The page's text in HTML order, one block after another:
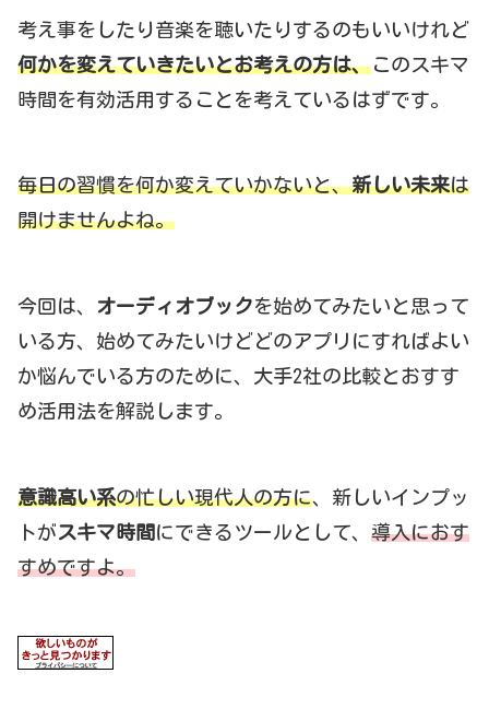
考え事をしたり音楽を聴いたりするのもいいけれど
何かを変えていきたいとお考えの方は、このスキマ
時間を有効活用することを考えているはずです。
毎日の習慣を何か変えていかないと、新しい未来は
開けませんよね。
今回は、 オーディオブックを始めてみたいと思って
いる方、始めてみたいけどどのアプリにすればよい
か悩んでいる方のために、大手2社の比較とおすす
め活用法を解説します。
意識高い系の忙しい現代人の方に、新しいインプッ
トがスキマ時間 にできるツールとして、 導入におす
すめですよ。